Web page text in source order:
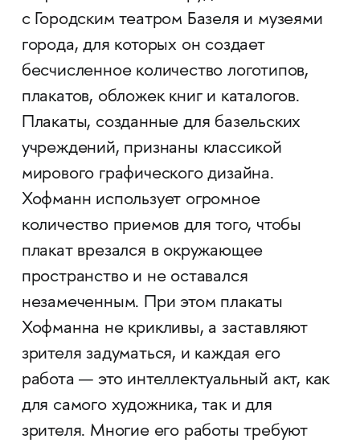
с Городским театром Базеля и музеями
города, для которых он создает
бесчисленное количество логотипов,
плакатов, обложек книг и каталогов.
Плакаты, созданные для базельских
учреждений, признаны классикой
мирового графического дизайна.
Хофманн использует огромное
количество приемов для того, чтобы
плакат врезался в окружающее
пространство и не оставался
незамеченным. При этом плакаты
Хофманна не крикливы, а заставляют
зрителя задуматься, и каждая его
работа — это интеллектуальный акт, как
для самого художника, так и для
зрителя. Многие его работы требуют